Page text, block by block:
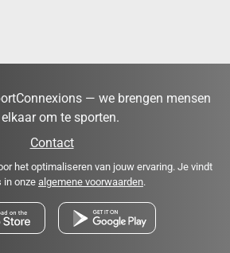
— we brengen mensen
om te sporten.
Contact
het optimaliseren van jouw ervaring. Je vindt
in onzealgemene voorwaarden.